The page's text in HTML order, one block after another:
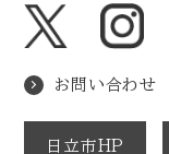
お問い合わせ
日立市HP